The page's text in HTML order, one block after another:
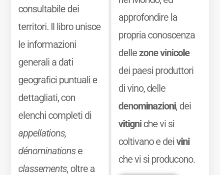
consultabile dei
territori. Il libro unisce
le informazioni
generali a dati
geografici puntuali e
dettagliati, con
elenchi completi di
appellations,
dénominationse
classements, oltre a
approfondire la
propria conoscenza
dellezone vinicole
dei paesi produttori
di vino, delle
denominazioni, dei
vitigniche vi si
coltivano e deivini
che vi si producono.